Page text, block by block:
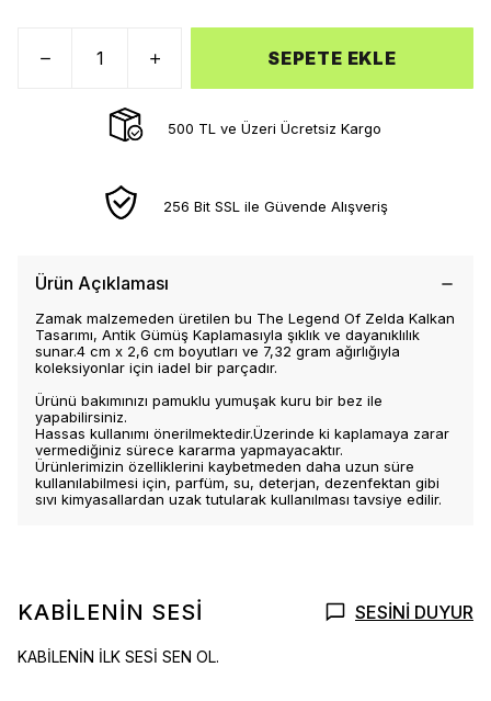
SEPETE EKLE
500 TL ve Üzeri Ücretsiz Kargo
256 Bit SSL ile Güvende Alışveriş
Ürün Açıklaması
Zamak malzemeden üretilen bu The Legend Of Zelda Kalkan
Tasarımı, Antik Gümüş Kaplamasıyla şıklık ve dayanıklılık
sunar.4 cm x 2,6 cm boyutları ve 7,32 gram ağırlığıyla
koleksiyonlar için iadel bir parçadır.
Ürünü bakımınızı pamuklu yumuşak kuru bir bez ile
yapabilirsiniz.
Hassas kullanımı önerilmektedir.Üzerinde ki kaplamaya zarar
vermediğiniz sürece kararma yapmayacaktır.
Ürünlerimizin özelliklerini kaybetmeden daha uzun süre
kullanılabilmesi için, parfüm, su, deterjan, dezenfektan gibi
sıvı kimyasallardan uzak tutularak kullanılması tavsiye edilir.
KABİLENİN SESİ SESİNİ DUYUR
KABİLENİN İLK SESİ SEN OL.